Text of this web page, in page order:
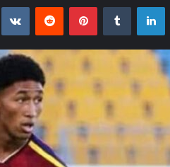
لينكدإن بينتيريست